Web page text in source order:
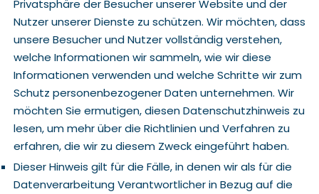
Privatsphäre der Besucher unserer Website und der
Nutzer unserer Dienste zu schützen. Wir möchten, dass
unsere Besucher und Nutzer vollständig verstehen,
welche Informationen wir sammeln, wie wir diese
Informationen verwenden und welche Schritte wir zum
Schutz personenbezogener Daten unternehmen. Wir
möchten Sie ermutigen, diesen Datenschutzhinweis zu
lesen, um mehr über die Richtlinien und Verfahren zu
erfahren, die wir zu diesem Zweck eingeführt haben.
Dieser Hinweis gilt für die Fälle, in denen wir als für die
Datenverarbeitung Verantwortlicher in Bezug auf die